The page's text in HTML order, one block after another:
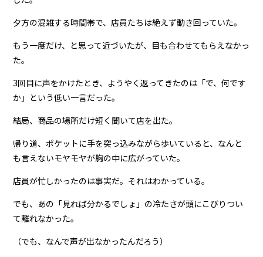
夕方の混雑する時間帯で、店員たちは絶えず動き回っていた。
もう一度だけ、と思って近づいたが、目も合わせてもらえなかっ
た。
3回目に声をかけたとき、ようやく返ってきたのは「で、何です
か」という低い一言だった。
結局、商品の場所だけ短く聞いて店を出た。
帰り道、ポケットに手を突っ込みながら歩いていると、なんと
も言えないモヤモヤが胸の中に広がっていた。
店員が忙しかったのは事実だ。それはわかっている。
でも、あの「見れば分かるでしょ」の冷たさが頭にこびりつい
て離れなかった。
（でも、なんで声が出なかったんだろう）